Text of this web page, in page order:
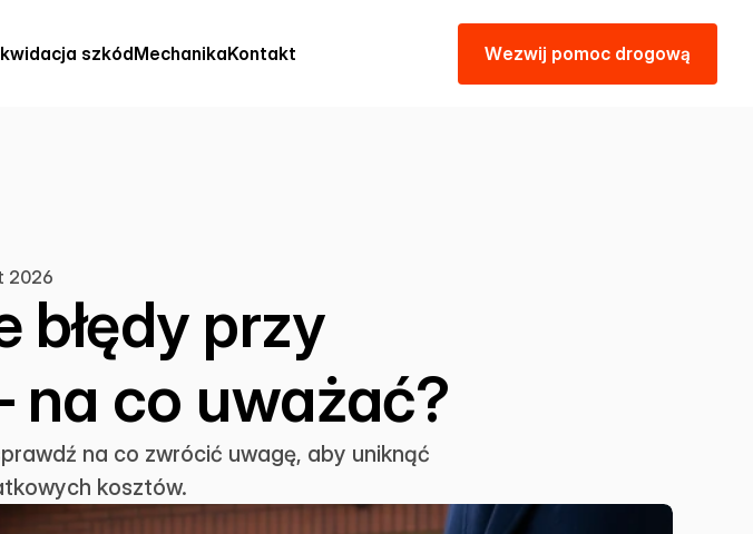
szkódMechanikaKontakt Wezwij pomoc drogową
2026
błędy przy
na co uważać?
na co zwrócić uwagę, aby uniknąć
kosztów.